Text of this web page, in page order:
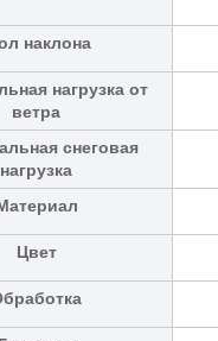
наклона
нагрузка от
ветра
снеговая
нагрузка
Цвет